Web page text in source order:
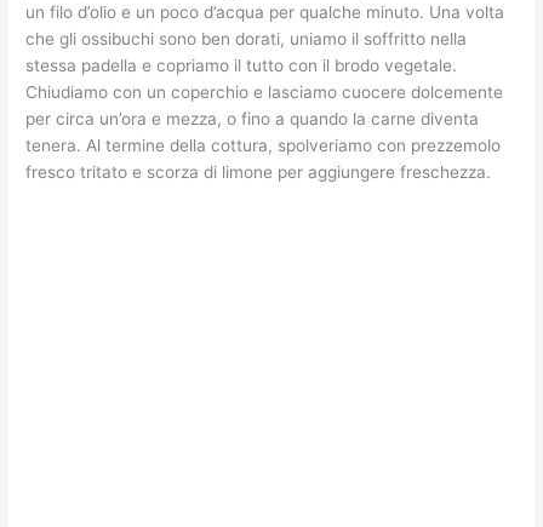
un filo d’olio e un poco d’acqua per qualche minuto. Una volta
che gli ossibuchi sono ben dorati, uniamo il soffritto nella
stessa padella e copriamo il tutto con il brodo vegetale.
Chiudiamo con un coperchio e lasciamo cuocere dolcemente
per circa un’ora e mezza, o fino a quando la carne diventa
tenera. Al termine della cottura, spolveriamo con prezzemolo
fresco tritato e scorza di limone per aggiungere freschezza.